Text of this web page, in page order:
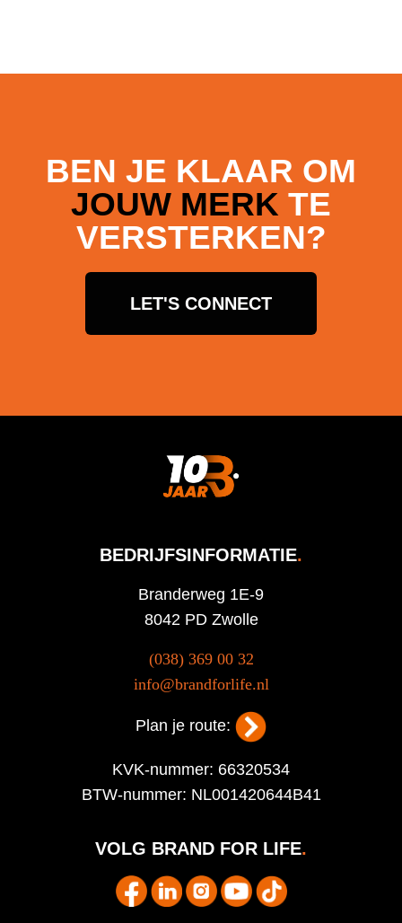
BEN JE KLAAR OM
JOUW MERK TE
VERSTERKEN?
LET'S CONNECT
BEDRIJFSINFORMATIE.
Branderweg 1E-9
8042 PD Zwolle
(038) 369 00 32
info@brandforlife.nl
Plan je route:
KVK-nummer: 66320534
BTW-nummer: NL001420644B41
VOLG BRAND FOR LIFE.